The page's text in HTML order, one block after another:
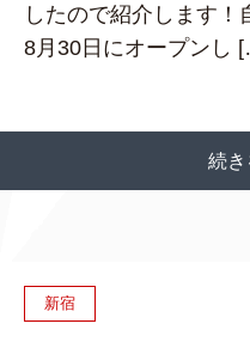
したので紹介します
8月30日にオープンし
続
新宿